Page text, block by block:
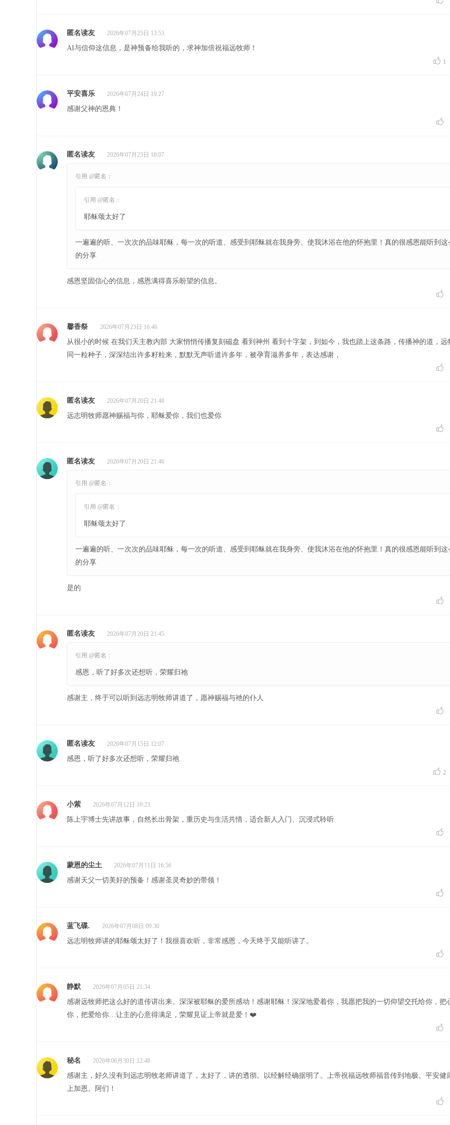
匿名读友 2026年07月25日 13:53
AI与信仰这信息，是神预备给我听的，求神加倍祝福远牧师！
 1
平安喜乐 2026年07月24日 19:27
感谢父神的恩典！

匿名读友 2026年07月23日 18:07
引用 @匿名：
引用 @匿名：
耶稣颂太好了
一遍遍的听、一次次的品味耶稣，每一次的听道、感受到耶稣就在我身旁、使我沐浴在他的怀抱里！真的很感恩能听到这
的分享
感恩坚固信心的信息，感恩满得喜乐盼望的信息。

馨香祭 2026年07月23日 16:46
从很小的时候 在我们天主教内部 大家悄悄传播复刻磁盘 看到神州 看到十字架，到如今，我也踏上这条路，传播神的道，远
同一粒种子，深深结出许多籽粒来，默默无声听道许多年，被孕育滋养多年，表达感谢，

匿名读友 2026年07月20日 21:48
远志明牧师愿神赐福与你，耶稣爱你，我们也爱你

匿名读友 2026年07月20日 21:46
引用 @匿名：
引用 @匿名：
耶稣颂太好了
一遍遍的听、一次次的品味耶稣，每一次的听道、感受到耶稣就在我身旁、使我沐浴在他的怀抱里！真的很感恩能听到这
的分享
是的

匿名读友 2026年07月20日 21:45
引用 @匿名：
感恩，听了好多次还想听，荣耀归祂
感谢主，终于可以听到远志明牧师讲道了，愿神赐福与衪的仆人

匿名读友 2026年07月15日 12:07
感恩，听了好多次还想听，荣耀归祂
 2
小紫 2026年07月12日 10:23
陈上宇博士先讲故事，自然长出骨架，重历史与生活共情，适合新人入门、沉浸式聆听

蒙恩的尘土 2026年07月11日 16:56
感谢天父一切美好的预备！感谢圣灵奇妙的带领！

蓝飞碟. 2026年07月08日 09:30
远志明牧师讲的耶稣颂太好了！我很喜欢听，非常感恩，今天终于又能听讲了。

静默 2026年07月05日 21:34
感谢远牧师把这么好的道传讲出来。深深被耶稣的爱所感动！感谢耶稣！深深地爱着你，我愿把我的一切仰望交托给你，把
你，把爱给你…让主的心意得满足，荣耀見证上帝就是爱！❤️

秘名 2026年06月30日 12:48
感谢主，好久没有到远志明牧老师讲道了，太好了，讲的透彻。以经解经确据明了。上帝祝福远牧师福音传到地极。平安健
上加恩。阿们！
